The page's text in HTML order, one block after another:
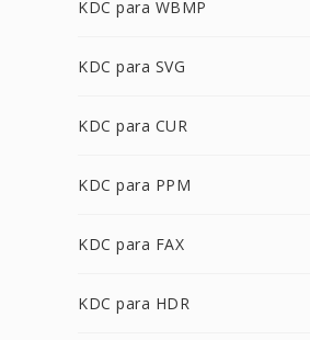
KDC para WBMP
KDC para SVG
KDC para CUR
KDC para PPM
KDC para FAX
KDC para HDR